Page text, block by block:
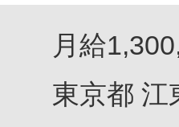
月給
東京都 江